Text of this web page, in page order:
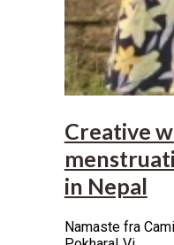
Creative
in Nepal
Namaste fra